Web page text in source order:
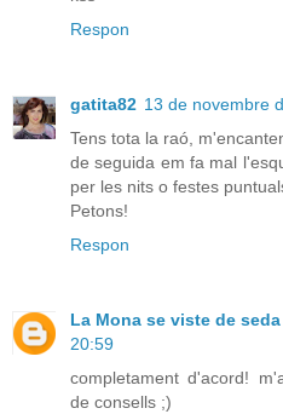
Respon
gatita82 13 de novembre
Tens tota la raó,
de seguida em fa mal
per les nits o festes
Petons!
Respon
La Mona se viste de seda
20:59
completament d'acord!
de consells ;)